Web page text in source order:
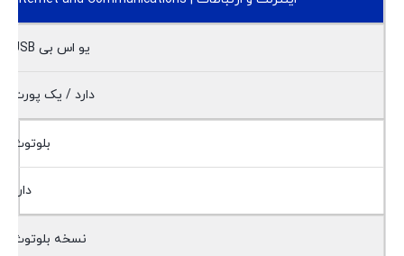
یو اس بی USB
دارد / یک پورت
بلوتوث
دارد
نسخه بلوتوث